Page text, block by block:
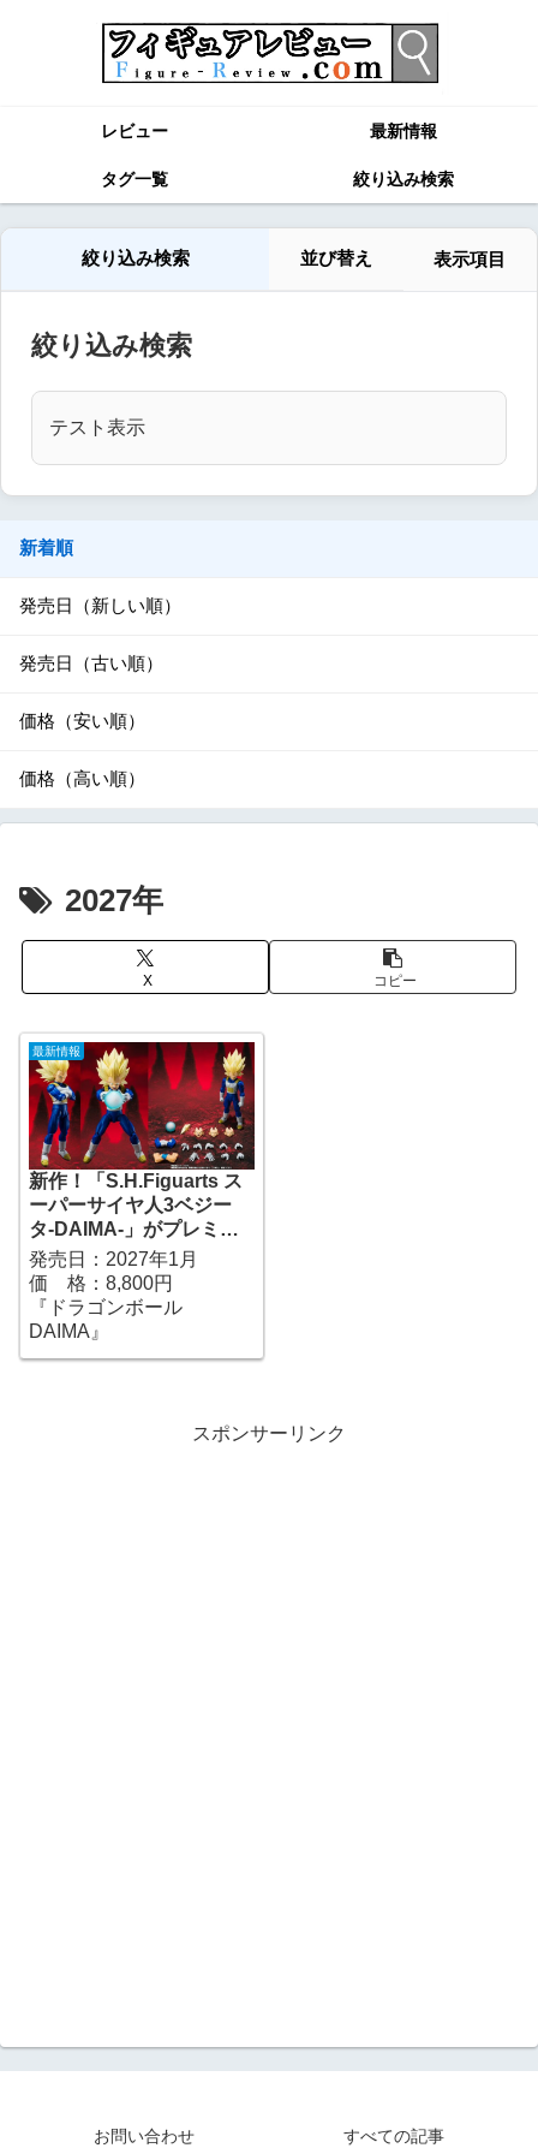
レビュー 最新情報
タグ一覧 絞り込み検索
絞り込み検索 並び替え 表示項目
絞り込み検索
テスト表示
新着順
発売日（新しい順）
発売日（古い順）
価格（安い順）
価格（高い順）
2027年
X コピー
最新情報
新作！「S.H.Figuarts ス
ーパーサイヤ人3ベジー
タ-DAIMA-」がプレミア
ムバンダイで予約開始！
『ドラゴンボール
DAIMA』｜定価8,800円
｜発売日2027年1月予定
発売日：2027年1月
価 格：8,800円
『ドラゴンボール
DAIMA』
スポンサーリンク
お問い合わせ すべての記事